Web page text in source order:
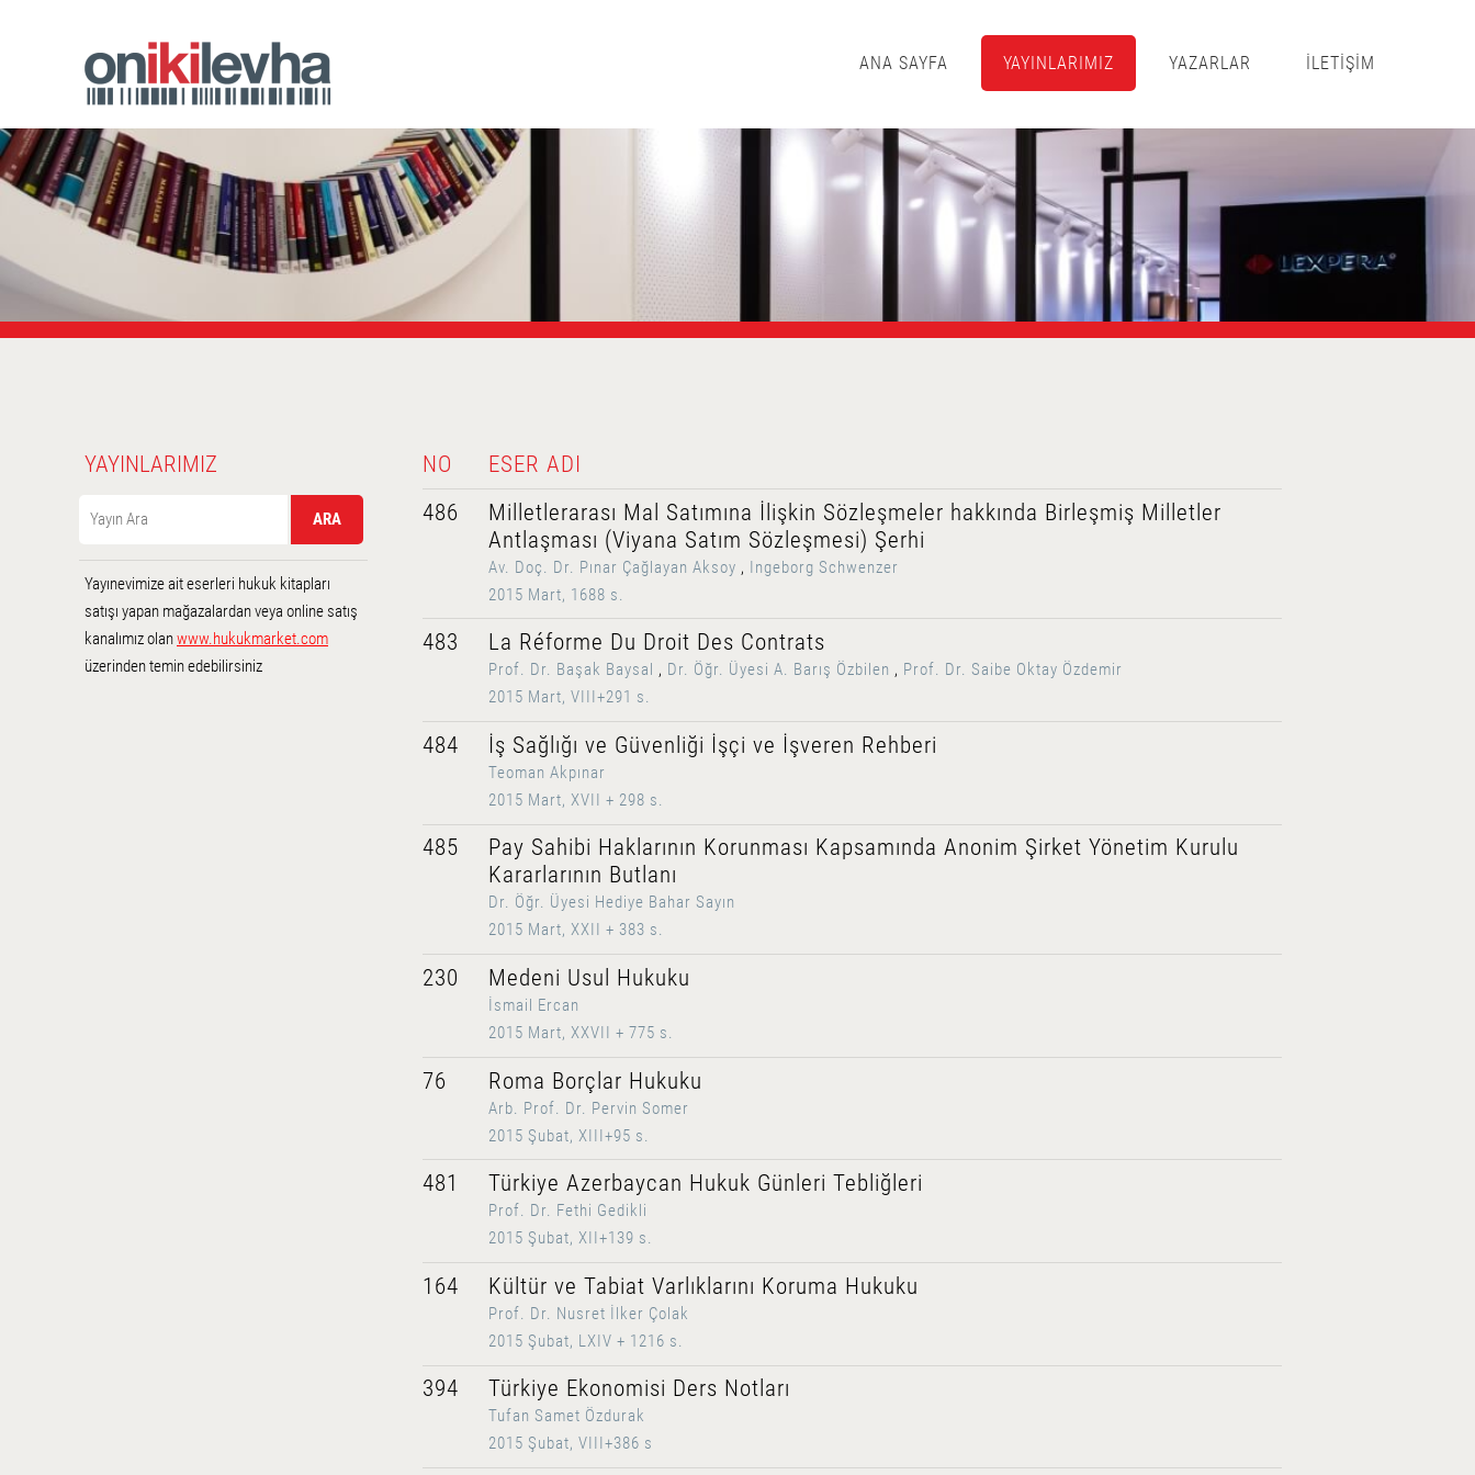
ANA SAYFA YAYINLARIMIZ YAZARLAR İLETİŞİM
YAYINLARIMIZ
Yayınevimize ait eserleri hukuk kitapları
satışı yapan mağazalardan veya online satış
kanalımız olanwww.hukukmarket.com
üzerinden temin edebilirsiniz
NO
ESER ADI
486
Milletlerarası Mal Satımına İlişkin Sözleşmeler hakkında Birleşmiş Milletler
Antlaşması (Viyana Satım Sözleşmesi) Şerhi
Av. Doç. Dr. Pınar Çağlayan Aksoy , Ingeborg Schwenzer
2015 Mart, 1688 s.
483 La Réforme Du Droit Des Contrats
Prof. Dr. Başak Baysal , Dr. Öğr. Üyesi A. Barış Özbilen , Prof. Dr. Saibe Oktay Özdemir
2015 Mart, VIII+291 s.
484 İş Sağlığı ve Güvenliği İşçi ve İşveren Rehberi
Teoman Akpınar
2015 Mart, XVII + 298 s.
485
Pay Sahibi Haklarının Korunması Kapsamında Anonim Şirket Yönetim Kurulu
Kararlarının Butlanı
Dr. Öğr. Üyesi Hediye Bahar Sayın
2015 Mart, XXII + 383 s.
230 Medeni Usul Hukuku
İsmail Ercan
2015 Mart, XXVII + 775 s.
76 Roma Borçlar Hukuku
Arb. Prof. Dr. Pervin Somer
2015 Şubat, XIII+95 s.
481 Türkiye Azerbaycan Hukuk Günleri Tebliğleri
Prof. Dr. Fethi Gedikli
2015 Şubat, XII+139 s.
164 Kültür ve Tabiat Varlıklarını Koruma Hukuku
Prof. Dr. Nusret İlker Çolak
2015 Şubat, LXIV + 1216 s.
394 Türkiye Ekonomisi Ders Notları
Tufan Samet Özdurak
2015 Şubat, VIII+386 s